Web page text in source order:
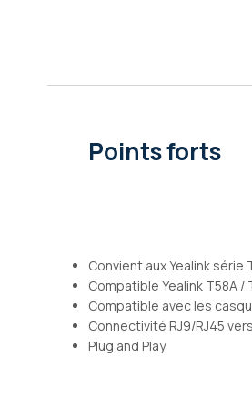
Points forts
Convient aux Yealink série
Compatible Yealink T58A /
Compatible avec les
Connectivité RJ9/RJ45
Plug and Play